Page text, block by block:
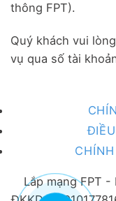
thông FPT).
Quý khách vui
vụ qua số tài
Lắp mạng FPT